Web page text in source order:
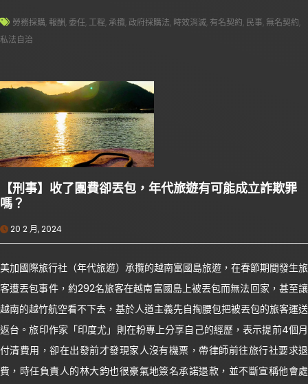
勞務採購, 報酬,委任, 工程, 承攬,政府採購法, 時效消滅, 有名契約, 民事, 無名契約,
私法自治
【刑事】收了團費卻丟包，年代旅遊有可能成立詐欺罪
嗎？
20 2 月, 2024
美加國際旅行社（年代旅遊）承攬的越南富國島旅遊，在春節期間發生旅
客遭丟包事件，約292名旅客在越南富國島上被丟包而無法回家，甚至讓
越南的越竹航空看不下去，基於人道主義先自掏腰包把被丟包的旅客運送
返台。旅印作家「印度尤」則在粉專上分享自己的經歷，表示提前4個月
付清費用，卻在出發前才發現家人沒有機票，帶律師前往旅行社要求退
費，時任負責人的林大鈞也很豪氣地簽名承諾退款，並不斷宣稱他會處